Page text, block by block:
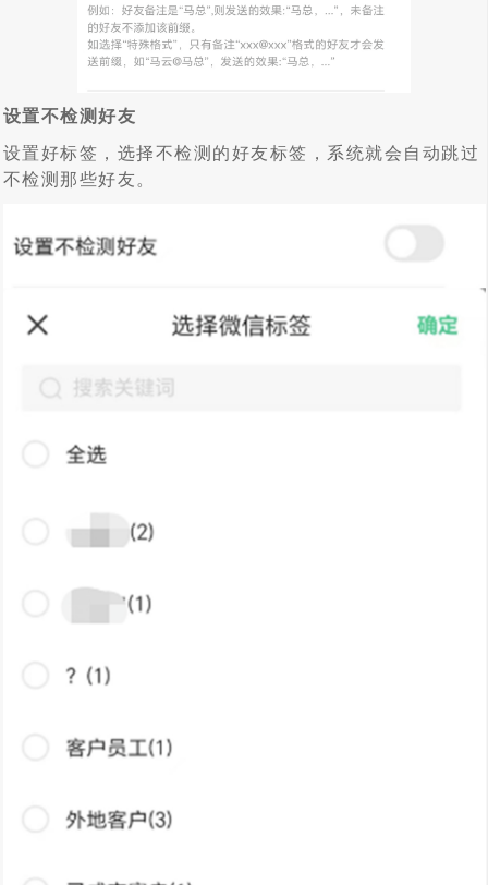
设置不检测好友
设置好标签，选择不检测的好友标签，系统就会自动跳过
不检测那些好友。